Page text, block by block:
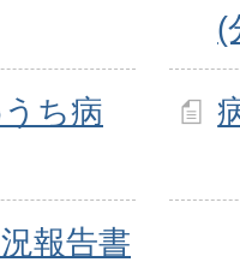
(
ち病
報告書